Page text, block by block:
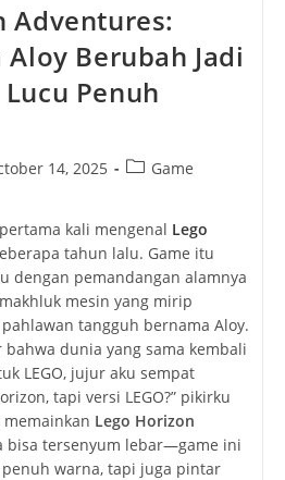
Adventures:
Berubah Jadi
Penuh
14, 2025
PostGame
kali mengenal Lego
tahun lalu. Game itu
dengan pemandangan alamnya
mesin yang mirip
tangguh bernama Aloy.
dunia yang sama kembali
LEGO, jujur aku sempat
tapi versi LEGO?” pikirku
Lego Horizon
bisa tersenyum lebar—game ini
warna, tapi juga pintar